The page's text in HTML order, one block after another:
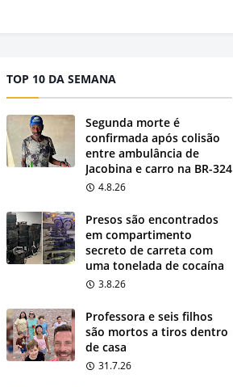
TOP 10 DA SEMANA
Segunda morte é
confirmada após colisão
entre ambulância de
Jacobina e carro na BR-324
4.8.26
Presos são encontrados
em compartimento
secreto de carreta com
uma tonelada de cocaína
3.8.26
Professora e seis filhos
são mortos a tiros dentro
de casa
31.7.26